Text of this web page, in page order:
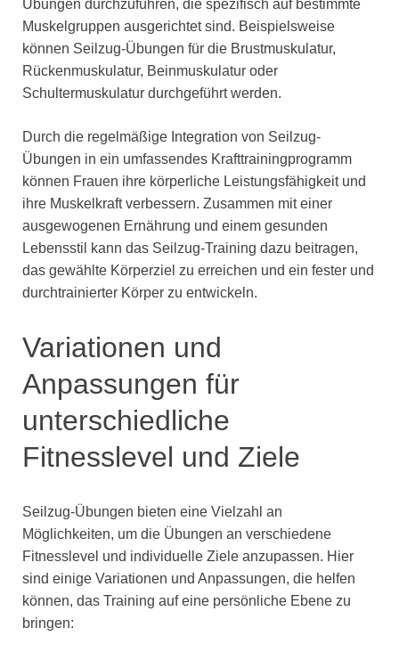
Übungen durchzuführen, die spezifisch auf bestimmte
Muskelgruppen ausgerichtet sind. Beispielsweise
können Seilzug-Übungen für die Brustmuskulatur,
Rückenmuskulatur, Beinmuskulatur oder
Schultermuskulatur durchgeführt werden.
Durch die regelmäßige Integration von Seilzug-
Übungen in ein umfassendes Krafttrainingprogramm
können Frauen ihre körperliche Leistungsfähigkeit und
ihre Muskelkraft verbessern. Zusammen mit einer
ausgewogenen Ernährung und einem gesunden
Lebensstil kann das Seilzug-Training dazu beitragen,
das gewählte Körperziel zu erreichen und ein fester und
durchtrainierter Körper zu entwickeln.
Variationen und
Anpassungen für
unterschiedliche
Fitnesslevel und Ziele
Seilzug-Übungen bieten eine Vielzahl an
Möglichkeiten, um die Übungen an verschiedene
Fitnesslevel und individuelle Ziele anzupassen. Hier
sind einige Variationen und Anpassungen, die helfen
können, das Training auf eine persönliche Ebene zu
bringen: